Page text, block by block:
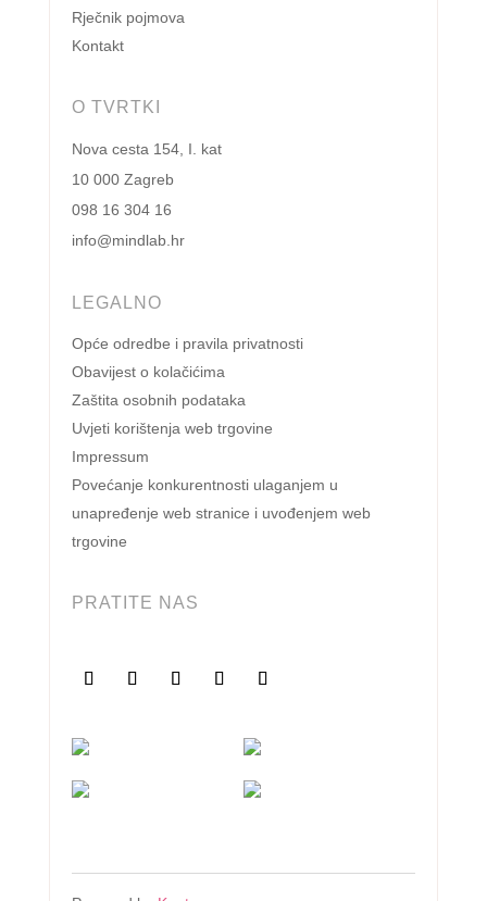
Rječnik pojmova
Kontakt
O TVRTKI
Nova cesta 154, I. kat
10 000 Zagreb
098 16 304 16
info@mindlab.hr
LEGALNO
Opće odredbe i pravila privatnosti
Obavijest o kolačićima
Zaštita osobnih podataka
Uvjeti korištenja web trgovine
Impressum
Povećanje konkurentnosti ulaganjem u
unapređenje web stranice i uvođenjem web
trgovine
PRATITE NAS